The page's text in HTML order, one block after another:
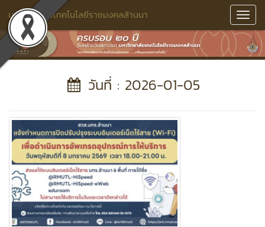
มหาวิทยาลัยเทคโนโลยีราชมงคลล้านนา
วันที่ : 2026-01-05